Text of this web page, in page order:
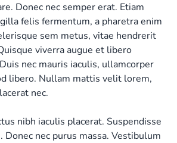
Donec nec semper erat. Etiam
felis fermentum, a pharetra enim
sem metus, vitae hendrerit
viverra augue et libero
nec mauris iaculis, ullamcorper
libero. Nullam mattis velit lorem,
nec.
nibh iaculis placerat. Suspendisse
Donec nec purus massa. Vestibulum